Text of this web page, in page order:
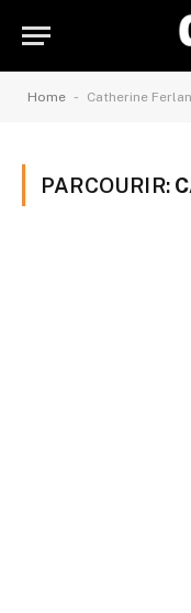
Home - Catherine
PARCOURIR: